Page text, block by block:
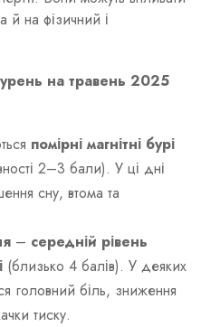
й на фізичний і
на травень 2025
помірні магнітні бурі
2–3 бали). У ці дні
сну, втома та
– середній рівень
(близько 4 балів). У деяких
головний біль, зниження
тиску.